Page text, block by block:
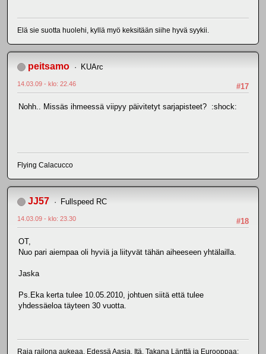
Elä sie suotta huolehi, kyllä myö keksitään siihe hyvä syykii.
peitsamo KUArc
#17
14.03.09 - klo: 22.46
Nohh.. Missäs ihmeessä viipyy päivitetyt sarjapisteet? :shock:
Flying Calacucco
JJ57 Fullspeed RC
#18
14.03.09 - klo: 23.30
OT,
Nuo pari aiempaa oli hyviä ja liityvät tähän aiheeseen yhtälailla.
Jaska
Ps.Eka kerta tulee 10.05.2010, johtuen siitä että tulee
yhdessäeloa täyteen 30 vuotta.
Raja railona aukeaa. Edessä Aasia, Itä. Takana Länttä ja Eurooppaa;